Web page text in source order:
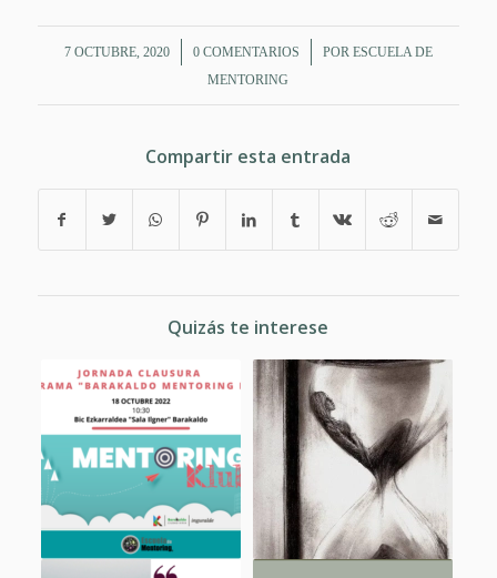
7 OCTUBRE, 2020
/ 0 COMENTARIOS
/ POR ESCUELA DE
MENTORING
Compartir esta entrada
Quizás te interese